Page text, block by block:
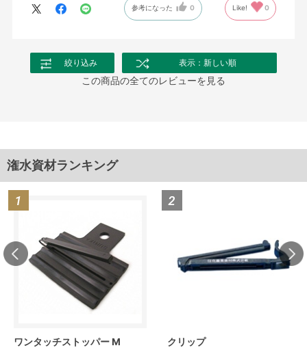
参考になった 0 Like! 0
絞り込み 表示：新しい順
この商品の全てのレビューを見る
潅水資材ランキング
ワンタッチストッパー M クリップ